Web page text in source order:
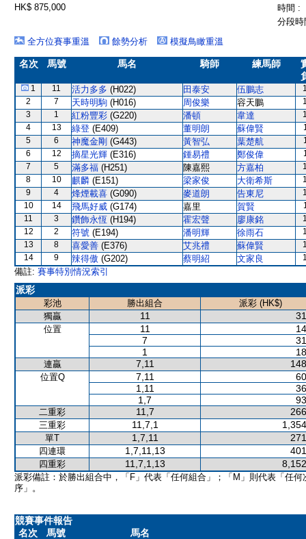
HK$ 875,000
時間 :
分段
全方位賽事重溫
餘勢分析 模擬鳥瞰重溫
名次 馬號 馬名 騎師 練馬師
1 11 活力多多 (H022) 田泰安 伍鵬志
2
7 天時明駒 (H016) 周俊樂 容天鵬
3
1 紅粉豐彩 (G220) 潘頓 韋達
4
13 綠登 (E409) 董明朗 蘇偉賢
5
6 神魔金剛 (G443) 黃智弘 葉楚航
6
12 摘星光輝 (E316) 鍾易禮 鄭俊偉
7
5 滿多福 (H251) 陳嘉熙 方嘉柏
8
10 麒麟 (E151) 梁家俊 大衛希斯
9
4 烽煙載喜 (G090) 麥道朗 告東尼
10
14 飛馬好威 (G174) 嘉里 賀賢
11
3 鑽飾永恆 (H194) 霍宏聲 廖康銘
12
2 符號 (E194) 潘明輝 徐雨石
13
8 喜愛善 (E376) 艾兆禮 蘇偉賢
14
9 辣得傲 (G202) 蔡明紹 文家良
備註: 賽事特別情況索引
派彩
彩池 勝出組合
派彩 (HK$)
獨贏
11
位置 11
7
1
連贏 7,11
位置Q 7,11
1,11
1,7
二重彩 11,7
三重彩 11,7,1
單T 1,7,11
四連環 1,7,11,13
四重彩 11,7,1,13
派彩備註：於勝出組合中，「F」代表「任何組合」；「M」則代表「任何
序」。
競賽事件報告
名次
馬號 馬名